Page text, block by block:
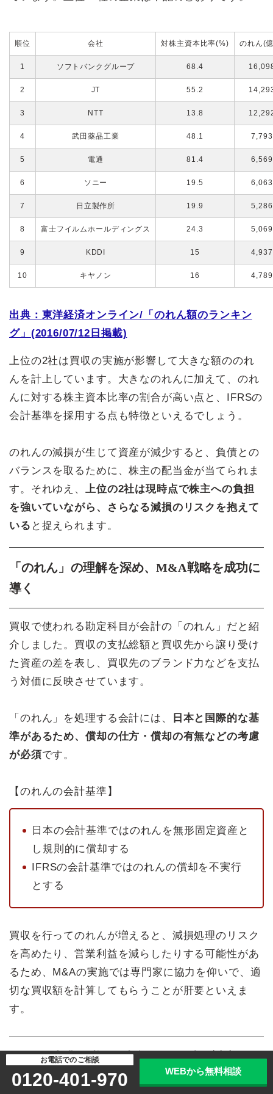
順位 会社 対株主資本比率(%) のれん(
1 ソフトバンクグループ 68.4
2 JT 55.2
3 NTT 13.8
4 武田薬品工業 48.1 7,793
5 電通 81.4 6,569
6 ソニー 19.5 6,063
7 日立製作所 19.9 5,286
8 富士フイルムホールディングス 24.3 5,069
9 KDDI 15 4,937
10 キヤノン 16 4,789
出典：東洋経済オンライン/「のれん額のランキン
グ」(2016/07/12日掲載)
上位の2社は買収の実施が影響して大きな額ののれ
んを計上しています。大きなのれんに加えて、のれ
んに対する株主資本比率の割合が高い点と、IFRSの
会計基準を採用する点も特徴といえるでしょう。
のれんの減損が生じて資産が減少すると、負債との
バランスを取るために、株主の配当金が当てられま
す。それゆえ、 上位の2社は現時点で株主への負担
を強いていながら、さらなる減損のリスクを抱えて
いる と捉えられます。
「のれん」の理解を深め、M&A戦略を成功に
導く
買収で使われる勘定科目が会計の「のれん」だと紹
介しました。買収の支払総額と買収先から譲り受け
た資産の差を表し、買収先のブランド力などを支払
う対価に反映させています。
「のれん」を処理する会計には、
日本と国際的な基
準があるため、償却の仕方・償却の有無などの考慮
が必須です。
【のれんの会計基準】
日本の会計基準ではのれんを無形固定資産と
し規則的に償却する
IFRSの会計基準ではのれんの償却を不実行
とする
買収を行ってのれんが増えると、減損処理のリスク
を高めたり、営業利益を減らしたりする可能性があ
るため、M&Aの実施では専門家に協力を仰いで、適
切な買収額を計算してもらうことが肝要といえま
す。
M&A・事業承継のご相談なら24時間対応の
M&A総合研究所
お電話でのご相談
0120-401-970 WEBから無料相談